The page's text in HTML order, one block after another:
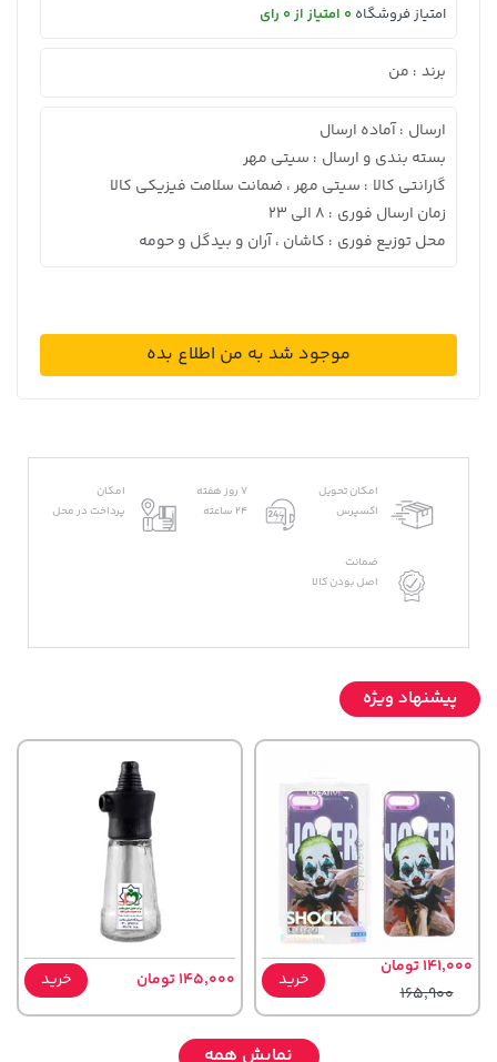
امتیاز فروشگاه 0 امتیاز از 0 رای
برند : من
ارسال : آماده ارسال
بسته بندی و ارسال : سیتی مهر
گارانتی کالا : سیتی مهر ، ضمانت سلامت فیزیکی کالا
زمان ارسال فوری : 8 الی 23
محل توزیع فوری : کاشان ، آران و بیدگل و حومه
موجود شد به من اطلاع بده
امکان تحویل
اکسپرس
7 روز هفته
24 ساعته
امکان
پرداخت در محل
ضمانت
اصل بودن کالا
پیشنهاد ویژه
141,000 تومان
165,900
خرید 145,000 تومان خرید
نمایش همه